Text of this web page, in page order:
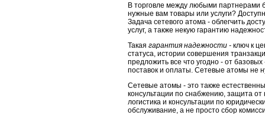
В торговле между любыми партнерами
нужные вам товары или услуги?
Задача сетевого атома - облегчить
услуг, а также некую гарантию
Такая гарантия надежности - ключ к
статуса, истории совершения
предложить все что угодно - от
поставок и опла­ты. Сетевые атомы не
Сетевые атомы - это также
консультации по снабжению, за­щита от
логистика и консультации по
обслу­живание, а не просто сбор